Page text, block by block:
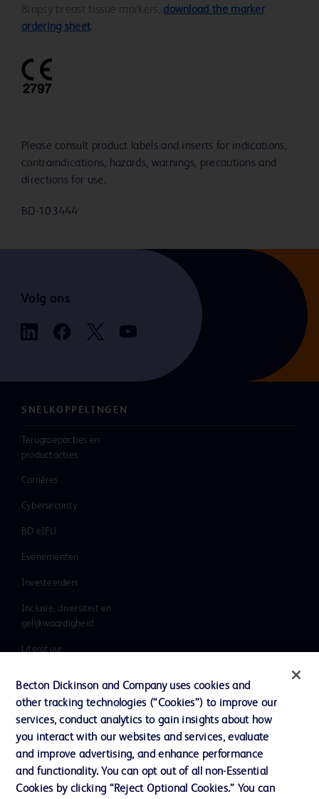
Biopsy breast tissue markers, download the marker
ordering sheet.
Please consult product labels and inserts for indications,
contraindications, hazards, warnings, precautions and
directions for use.
BD-103444
Volg ons
SNELKOPPELINGEN
Terugroepacties en
productacties
Carrières
Cybersecurity
BD eIFU
Evenementen
Investeerders
Inclusie, diversiteit en
gelijkwaardigheid
Literatuur
Ons bedrijf
Ethics & Compliance
Ondersteuning
Becton Dickinson and Company uses cookies and
other tracking technologies (“Cookies”) to improve our
services, conduct analytics to gain insights about how
you interact with our websites and services, evaluate
and improve advertising, and enhance performance
and functionality. You can opt out of all non-Essential
Cookies by clicking “Reject Optional Cookies.” You can